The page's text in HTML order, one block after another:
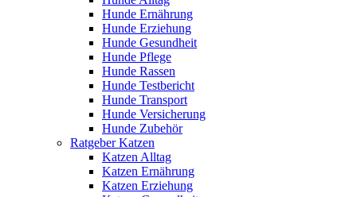
Hunde Ernährung
Hunde Erziehung
Hunde Gesundheit
Hunde Pflege
Hunde Rassen
Hunde Testbericht
Hunde Transport
Hunde Versicherung
Hunde Zubehör
Ratgeber Katzen
Katzen Alltag
Katzen Ernährung
Katzen Erziehung